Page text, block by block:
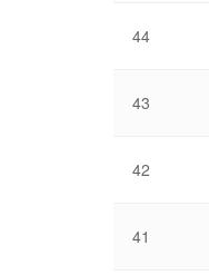
44
43
42
41